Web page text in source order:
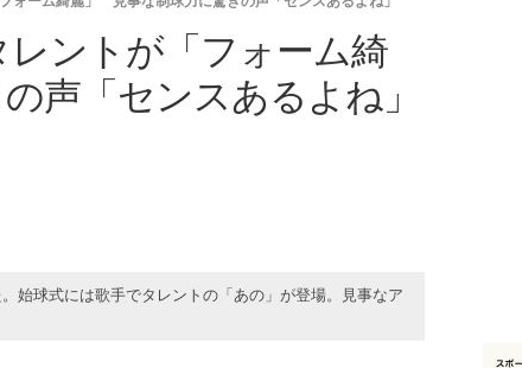
ントが「フォーム綺
声「センスあるよね」
始球式には歌手でタレントの「あの」が登場。見事なア